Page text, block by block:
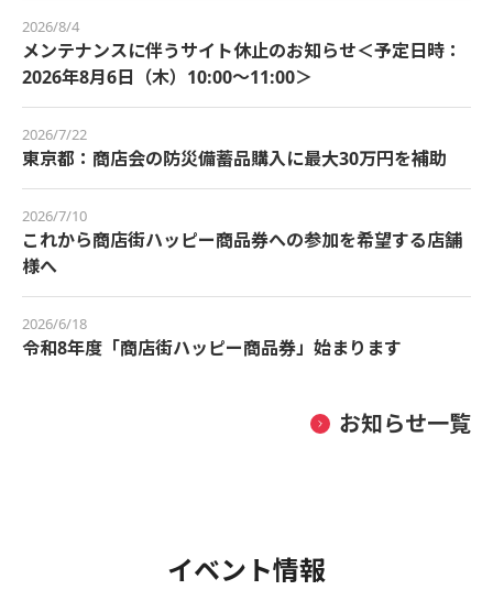
2026/8/4
メンテナンスに伴うサイト休止のお知らせ＜予定日時：
2026年8月6日（木）10:00～11:00＞
2026/7/22
東京都：商店会の防災備蓄品購入に最大30万円を補助
2026/7/10
これから商店街ハッピー商品券への参加を希望する店舗
様へ
2026/6/18
令和8年度「商店街ハッピー商品券」始まります
お知らせ一覧
イベント情報